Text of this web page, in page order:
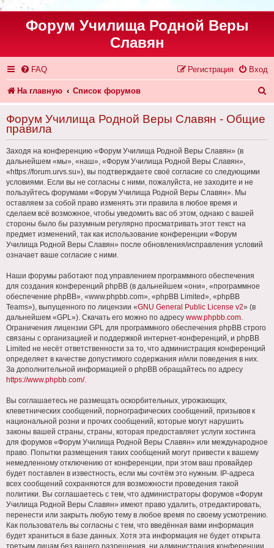
Форум Училища Родной Веры
Славян
FAQ Вход
Регистрация
На главную Список форумов
Форум Училища Родной Веры Славян - Общие
правила
Заходя на конференцию «Форум Училища Родной Веры Славян» (в
дальнейшем «мы», «наш», «Форум Училища Родной Веры Славян»,
«https://forum.urvs.su»), вы подтверждаете своё согласие со следующими
условиями. Если вы не согласны с ними, пожалуйста, не заходите и не
пользуйтесь форумами «Форум Училища Родной Веры Славян». Мы
оставляем за собой право изменять эти правила в любое время и
сделаем всё возможное, чтобы уведомить вас об этом, однако с вашей
стороны было бы разумным регулярно просматривать этот текст на
предмет изменений, так как использование конференции «Форум
Училища Родной Веры Славян» после обновления/исправления условий
означает ваше согласие с ними.
Наши форумы работают под управлением программного обеспечения
для создания конференций phpBB (в дальнейшем «они», «программное
обеспечение phpBB», «www.phpbb.com», «phpBB Limited», «phpBB
Teams»), выпущенного по лицензии «GNU General Public License v2» (в
дальнейшем «GPL»). Скачать его можно по адресу www.phpbb.com
Ограничения лицензии GPL для программного обеспечения phpBB строго
связаны с организацией и поддержкой интернет-конференций, и phpBB
Limited не несёт ответственности за то, что администрация конференций
определяет в качестве допустимого содержания и/или поведения в них.
За дополнительной информацией о phpBB обращайтесь по адресу
https://www.phpbb.com/.
Вы соглашаетесь не размещать оскорбительных, угрожающих,
клеветнических сообщений, порнографических сообщений, призывов к
национальной розни и прочих сообщений, которые могут нарушить
законы вашей страны, страны, которая предоставляет услуги хостинга
для форумов «Форум Училища Родной Веры Славян» или международное
право. Попытки размещения таких сообщений могут привести к вашему
немедленному отключению от конференции, при этом ваш провайдер
будет поставлен в известность, если мы сочтём это нужным. IP-адреса
всех сообщений сохраняются для возможности проведения такой
политики. Вы соглашаетесь с тем, что администраторы форумов «Форум
Училища Родной Веры Славян» имеют право удалить, отредактировать,
перенести или закрыть любую тему в любое время по своему усмотрению.
Как пользователь вы согласны с тем, что введённая вами информация
будет храниться в базе данных. Хотя эта информация не будет открыта
третьим лицам без вашего разрешения, ни администрация конференции